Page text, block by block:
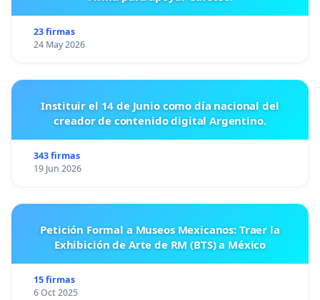
23 firmas
24 May 2026
Instituir el 14 de Junio como día nacional del
creador de contenido digital Argentino.
343 firmas
19 Jun 2026
Petición Formal a Museos Mexicanos: Traer la
Exhibición de Arte de RM (BTS) a México
15 firmas
6 Oct 2025